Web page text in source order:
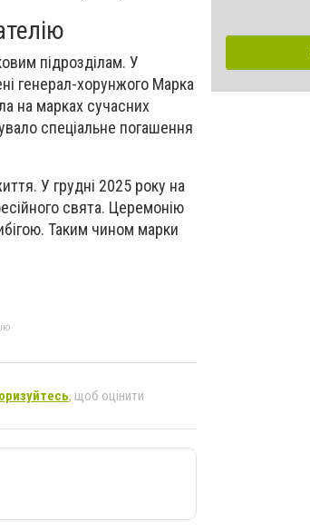
підрозділам. У
генерал-хорунжого Марка
на марках сучасних
спеціальне погашення
У грудні 2025 року на
свята. Церемонію
Таким чином марки
, щоб оцінити